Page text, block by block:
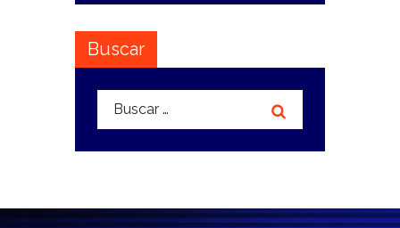
Buscar
Buscar: